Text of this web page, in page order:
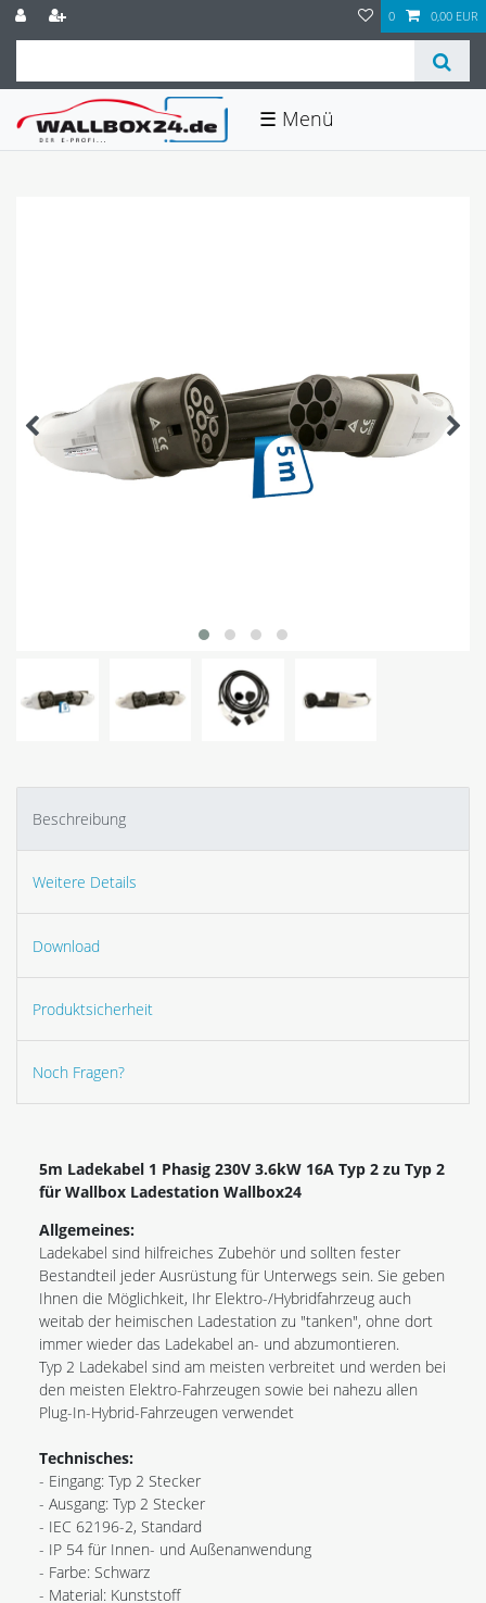
0 0,00 EUR
☰
Beschreibung
Weitere Details
Download
Produktsicherheit
Noch Fragen?
5m Ladekabel 1 Phasig 230V 3.6kW 16A Typ 2 zu Typ 2
für Wallbox Ladestation Wallbox24
Allgemeines:
Ladekabel sind hilfreiches Zubehör und sollten fester
Bestandteil jeder Ausrüstung für Unterwegs sein. Sie geben
Ihnen die Möglichkeit, Ihr Elektro-/Hybridfahrzeug auch
weitab der heimischen Ladestation zu "tanken", ohne dort
immer wieder das Ladekabel an- und abzumontieren.
Typ 2 Ladekabel sind am meisten verbreitet und werden bei
den meisten Elektro-Fahrzeugen sowie bei nahezu allen
Plug-In-Hybrid-Fahrzeugen verwendet
Technisches:
- Eingang: Typ 2 Stecker
- Ausgang: Typ 2 Stecker
- IEC 62196-2, Standard
- IP 54 für Innen- und Außenanwendung
- Farbe: Schwarz
- Material: Kunststoff